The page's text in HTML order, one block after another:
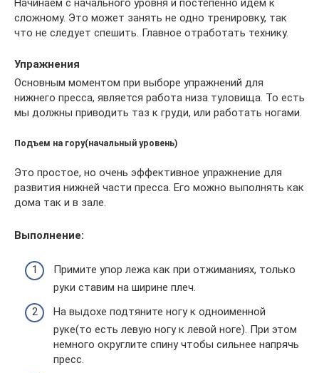
Начинаем с начального уровня и постепенно идем к
сложному. Это может занять не одно тренировку, так
что не следует спешить. Главное отработать технику.
Упражнения
Основным моментом при выборе упражнений для
нижнего пресса, является работа низа туловища. То есть
мы должны приводить таз к груди, или работать ногами.
Подъем на гору(начальный уровень)
Это простое, но очень эффективное упражнение для
развития нижней части пресса. Его можно выполнять как
дома так и в зале.
Выполнение:
Примите упор лежа как при отжиманиях, только
руки ставим на ширине плеч.
На выдохе подтяните ногу к одноименной
руке(то есть левую ногу к левой ноге). При этом
немного округлите спину чтобы сильнее напрячь
пресс.